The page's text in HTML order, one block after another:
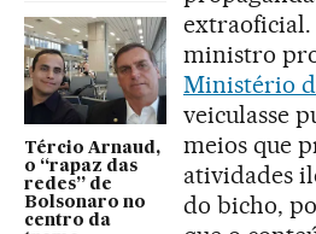
Tércio Arnaud,
o “rapaz das
redes” de
Bolsonaro no
centro da
extraoficial.
ministro
Ministério
veiculasse
meios que
atividades
do bicho,